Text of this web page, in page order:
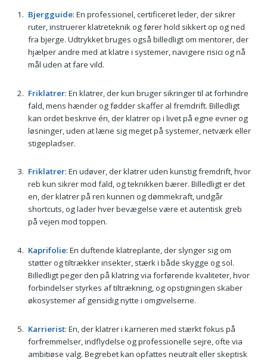
Bjergguide: En professionel, certificeret leder, der sikrer
ruter, instruerer klatreteknik og fører hold sikkert op og ned
fra bjerge. Udtrykket bruges også billedligt om mentorer, der
hjælper andre med at klatre i systemer, navigere risici og nå
mål uden at fare vild.
Friklatrer: En klatrer, der kun bruger sikringer til at forhindre
fald, mens hænder og fødder skaffer al fremdrift. Billedligt
kan ordet beskrive én, der klatrer op i livet på egne evner og
løsninger, uden at læne sig meget på systemer, netværk eller
stigepladser.
Friklatrer: En udøver, der klatrer uden kunstig fremdrift, hvor
reb kun sikrer mod fald, og teknikken bærer. Billedligt er det
en, der klatrer på ren kunnen og dømmekraft, undgår
shortcuts, og lader hver bevægelse være et autentisk greb
på vejen mod toppen.
Kaprifolie: En duftende klatreplante, der slynger sig om
støtter og tiltrækker insekter, stærk i både skygge og sol.
Billedligt peger den på klatring via forførende kvaliteter, hvor
forbindelser styrkes af tiltrækning, og opstigningen skaber
økosystemer af gensidig nytte i omgivelserne.
Karrierist: En, der klatrer i karrieren med stærkt fokus på
forfremmelser, indflydelse og professionelle sejre, ofte via
ambitiøse valg. Begrebet kan opfattes neutralt eller skeptisk